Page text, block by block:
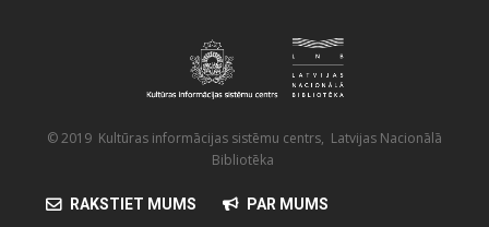
© 2019 Kultūras informācijas sistēmu centrs, Latvijas Nacionālā
Bibliotēka
RAKSTIET MUMS PAR MUMS